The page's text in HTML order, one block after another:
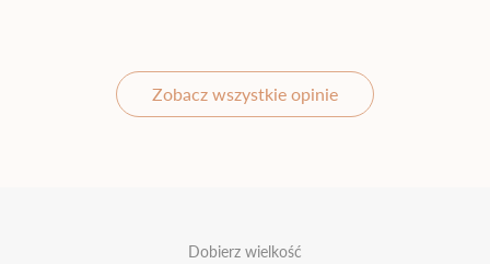
Zobacz wszystkie opinie
Dobierz wielkość